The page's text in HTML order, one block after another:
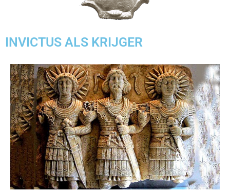
INVICTUS ALS KRIJGER